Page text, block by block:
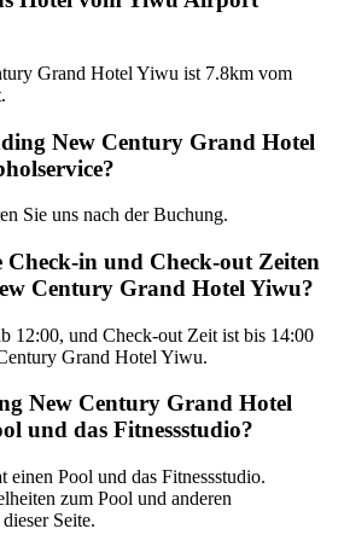
Grand Hotel Yiwu ist 7.8km vom
New Century Grand Hotel
Sie uns nach der Buchung.
Check-in und Check-out Zeiten
Century Grand Hotel Yiwu?
12:00, und Check-out Zeit ist bis 14:00
Grand Hotel Yiwu.
New Century Grand Hotel
und das Fitnessstudio?
einen Pool und das Fitnessstudio.
zum Pool und anderen
Seite.